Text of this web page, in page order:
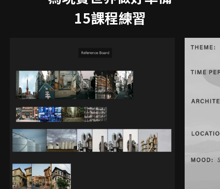
15課程練習